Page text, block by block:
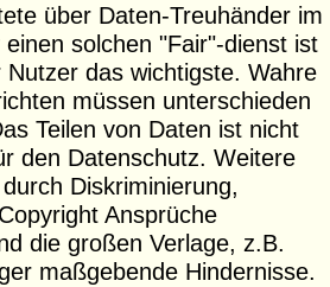
über Daten-Treuhänder im
solchen "Fair"-dienst ist
das wichtigste. Wahre
müssen unterschieden
Teilen von Daten ist nicht
den Datenschutz. Weitere
Diskriminierung,
Ansprüche
die großen Verlage, z.B.
maßgebende Hindernisse.